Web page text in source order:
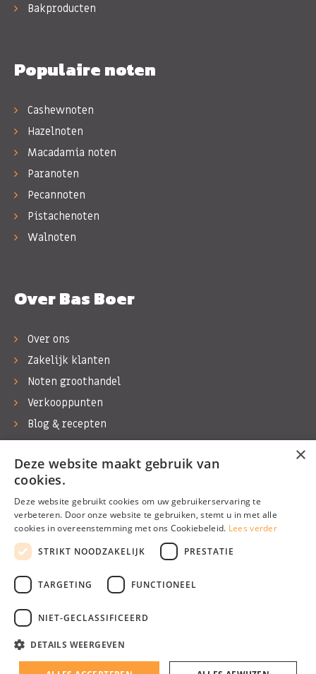
Bakproducten
Populaire noten
Cashewnoten
Hazelnoten
Macadamia noten
Paranoten
Pecannoten
Pistachenoten
Walnoten
Over Bas Boer
Over ons
Zakelijk klanten
Noten groothandel
Verkooppunten
Blog & recepten
Werken bij Bas Boer Noten
Contact
©1974 - 2026 Bas Boer Noten
Algemene voorwaarden Privacy Policy
×
Deze website maakt gebruik van
cookies.
Deze website gebruikt cookies om uw gebruikerservaring te
verbeteren. Door onze website te gebruiken, stemt u in met alle
cookies in overeenstemming met ons Cookiebeleid. Lees verder
STRIKT NOODZAKELIJK
PRESTATIE
TARGETING FUNCTIONEEL
NIET-GECLASSIFICEERD
DETAILS WEERGEVEN